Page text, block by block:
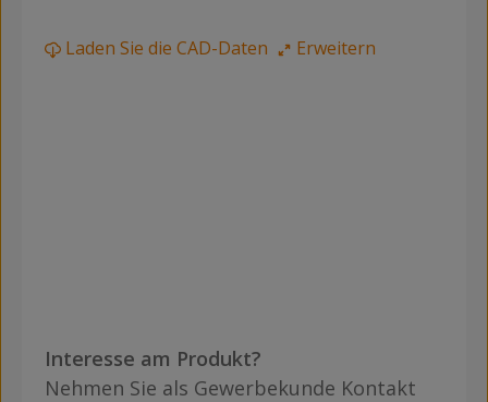
Laden Sie die CAD-Daten Erweitern
Interesse am Produkt?
Nehmen Sie als Gewerbekunde Kontakt